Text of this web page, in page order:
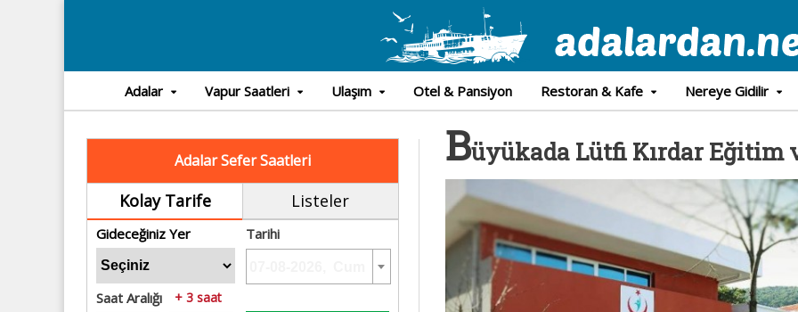
Adalar Vapur Saatleri Ulaşım Otel & Pansiyon Restoran & Kafe Nereye Gidilir
Adalar Sefer Saatleri
Kolay Tarife Listeler
Gideceğiniz Yer Tarihi
Saat Aralığı + 3 saat
Büyükada Lütfi Kırdar Eğitim